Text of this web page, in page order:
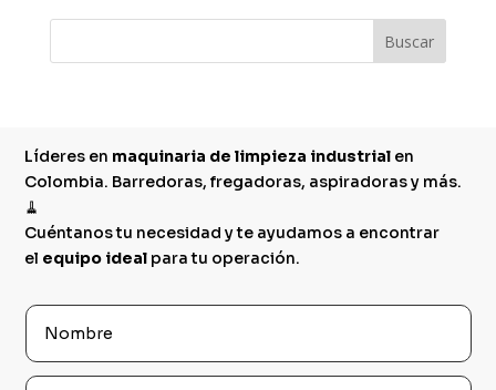
Buscar
Líderes en maquinaria de limpieza industrial en
Colombia. Barredoras, fregadoras, aspiradoras y más.
🧹
Cuéntanos tu necesidad y te ayudamos a encontrar
el equipo ideal para tu operación.